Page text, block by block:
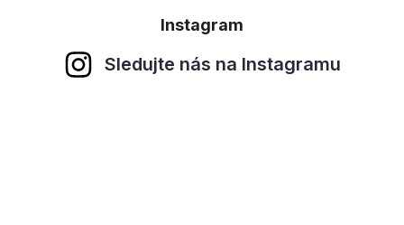
Instagram
Sledujte nás na Instagramu